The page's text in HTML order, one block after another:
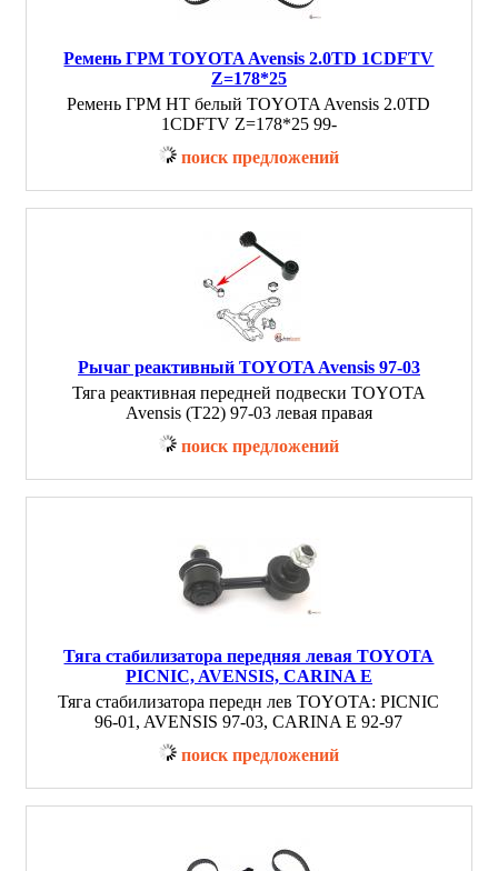
Ремень ГРМ TOYOTA Avensis 2.0TD 1CDFTV
Z=178*25
Ремень ГРМ HT белый TOYOTA Avensis 2.0TD
1CDFTV Z=178*25 99-
поиск предложений
Рычаг реактивный TOYOTA Avensis 97-03
Тяга реактивная передней подвески TOYOTA
Avensis (T22) 97-03 левая правая
поиск предложений
Тяга стабилизатора передняя левая TOYOTA
PICNIC, AVENSIS, CARINA E
Тяга стабилизатора передн лев TOYOTA: PICNIC
96-01, AVENSIS 97-03, CARINA E 92-97
поиск предложений